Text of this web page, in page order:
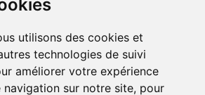
utilisons des cookies et
technologies de suivi
améliorer votre expérience
navigation sur notre site, pour
information)